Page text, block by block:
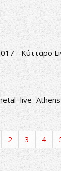
- Κύτταρο
live Athens
2 3 4